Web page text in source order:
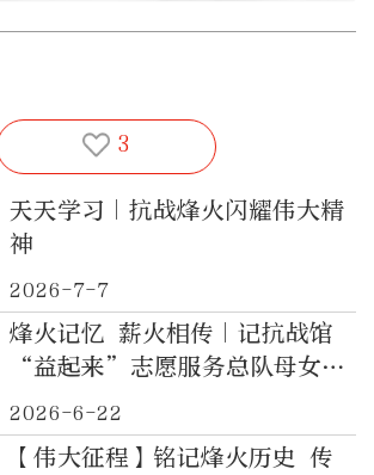
3
天天学习｜抗战烽火闪耀伟大精
神
2026-7-7
烽火记忆 薪火相传｜记抗战馆
“益起来”志愿服务总队母女志
愿讲解员安俊晞与王婧
2026-6-22
【伟大征程】铭记烽火历史 传